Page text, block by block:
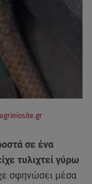
agriniosite.gr
σε ένα
τυλιχτεί γύρω
σφηνώσει μέσα